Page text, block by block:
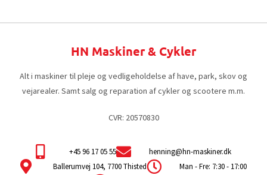
HN Maskiner & Cykler
Alt i maskiner til pleje og vedligeholdelse af have, park, skov og
vejarealer. Samt salg og reparation af cykler og scootere m.m.
CVR: 20570830
+45 96 17 05 55
henning@hn-maskiner.dk
Ballerumvej 104, 7700 Thisted
Man - Fre: 7:30 - 17:00